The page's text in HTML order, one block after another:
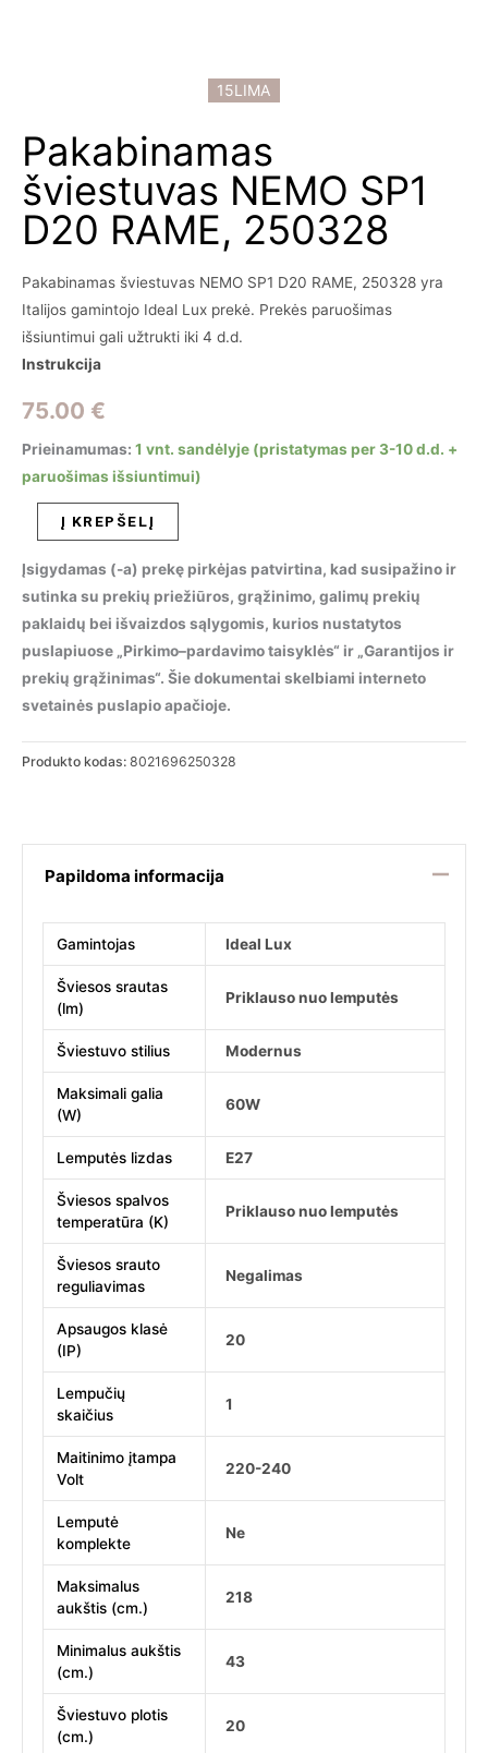
15LIMA
Pakabinamas
šviestuvas NEMO SP1
D20 RAME, 250328
Pakabinamas šviestuvas NEMO SP1 D20 RAME, 250328 yra
Italijos gamintojo Ideal Lux prekė. Prekės paruošimas
išsiuntimui gali užtrukti iki 4 d.d.
Instrukcija
75.00 €
Prieinamumas: 1 vnt. sandėlyje (pristatymas per 3-10 d.d. +
paruošimas išsiuntimui)
produkto
kiekis:
Pakabinamas
šviestuvas
NEMO
SP1
D20
RAME,
Į KREPŠELĮ
Įsigydamas (-a) prekę pirkėjas patvirtina, kad susipažino ir
sutinka su prekių priežiūros, grąžinimo, galimų prekių
paklaidų bei išvaizdos sąlygomis, kurios nustatytos
puslapiuose „Pirkimo–pardavimo taisyklės“ ir „Garantijos ir
prekių grąžinimas“. Šie dokumentai skelbiami interneto
svetainės puslapio apačioje.
Produkto kodas: 8021696250328
Papildoma informacija
Gamintojas Ideal Lux
Šviesos srautas
(lm)
Priklauso nuo lemputės
Šviestuvo stilius Modernus
Maksimali galia
(W)
60W
Lemputės lizdas E27
Šviesos spalvos
temperatūra (K)
Priklauso nuo lemputės
Šviesos srauto
reguliavimas
Negalimas
Apsaugos klasė
(IP)
20
Lempučių
skaičius
1
Maitinimo įtampa
Volt
220-240
Lemputė
komplekte
Ne
Maksimalus
aukštis (cm.)
218
Minimalus aukštis
(cm.)
43
Šviestuvo plotis
(cm.)
20